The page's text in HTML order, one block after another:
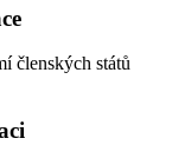
členských států